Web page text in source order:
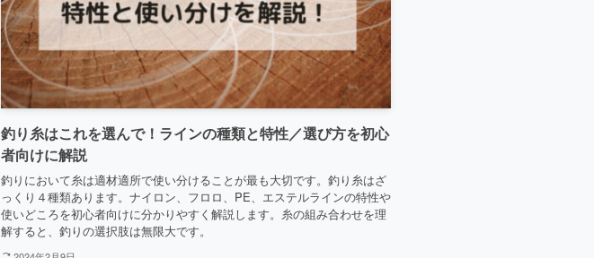
釣り糸はこれを選んで！ラインの種類と特性／選び方を初心
者向けに解説
釣りにおいて糸は適材適所で使い分けることが最も大切です。釣り糸はざ
っくり４種類あります。ナイロン、フロロ、PE、エステルラインの特性や
使いどころを初心者向けに分かりやすく解説します。糸の組み合わせを理
解すると、釣りの選択肢は無限大です。